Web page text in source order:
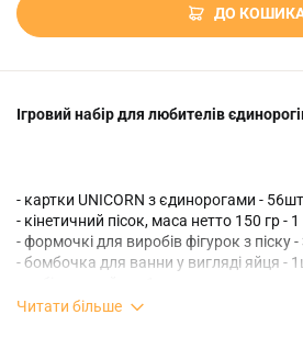
ДО
Ігровий набір для любителів
- картки UNICORN з єдинорогами - 56шт
- кінетичний пісок, маса нетто 150 гр -
- формочкі для виробів фігурок з піску
- бомбочка для ванни у вигляді яйця -
- комплект флештату - 1шт
Читати більше